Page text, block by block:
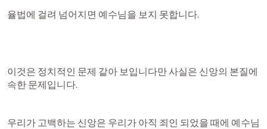
율법에 걸려 넘어지면 예수님을 보지 못합니다.
이것은 정치적인 문제 같아 보입니다만 사실은 신앙의 본질에
속한 문제입니다.
우리가 고백하는 신앙은 우리가 아직 죄인 되었을 때에 예수님